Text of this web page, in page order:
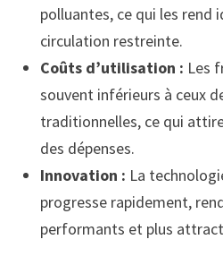
polluantes, ce qui les rend
circulation restreinte.
Coûts d’utilisation : Les
souvent inférieurs à ceux
traditionnelles, ce qui
des dépenses.
Innovation : La
progresse rapidement,
performants et plus